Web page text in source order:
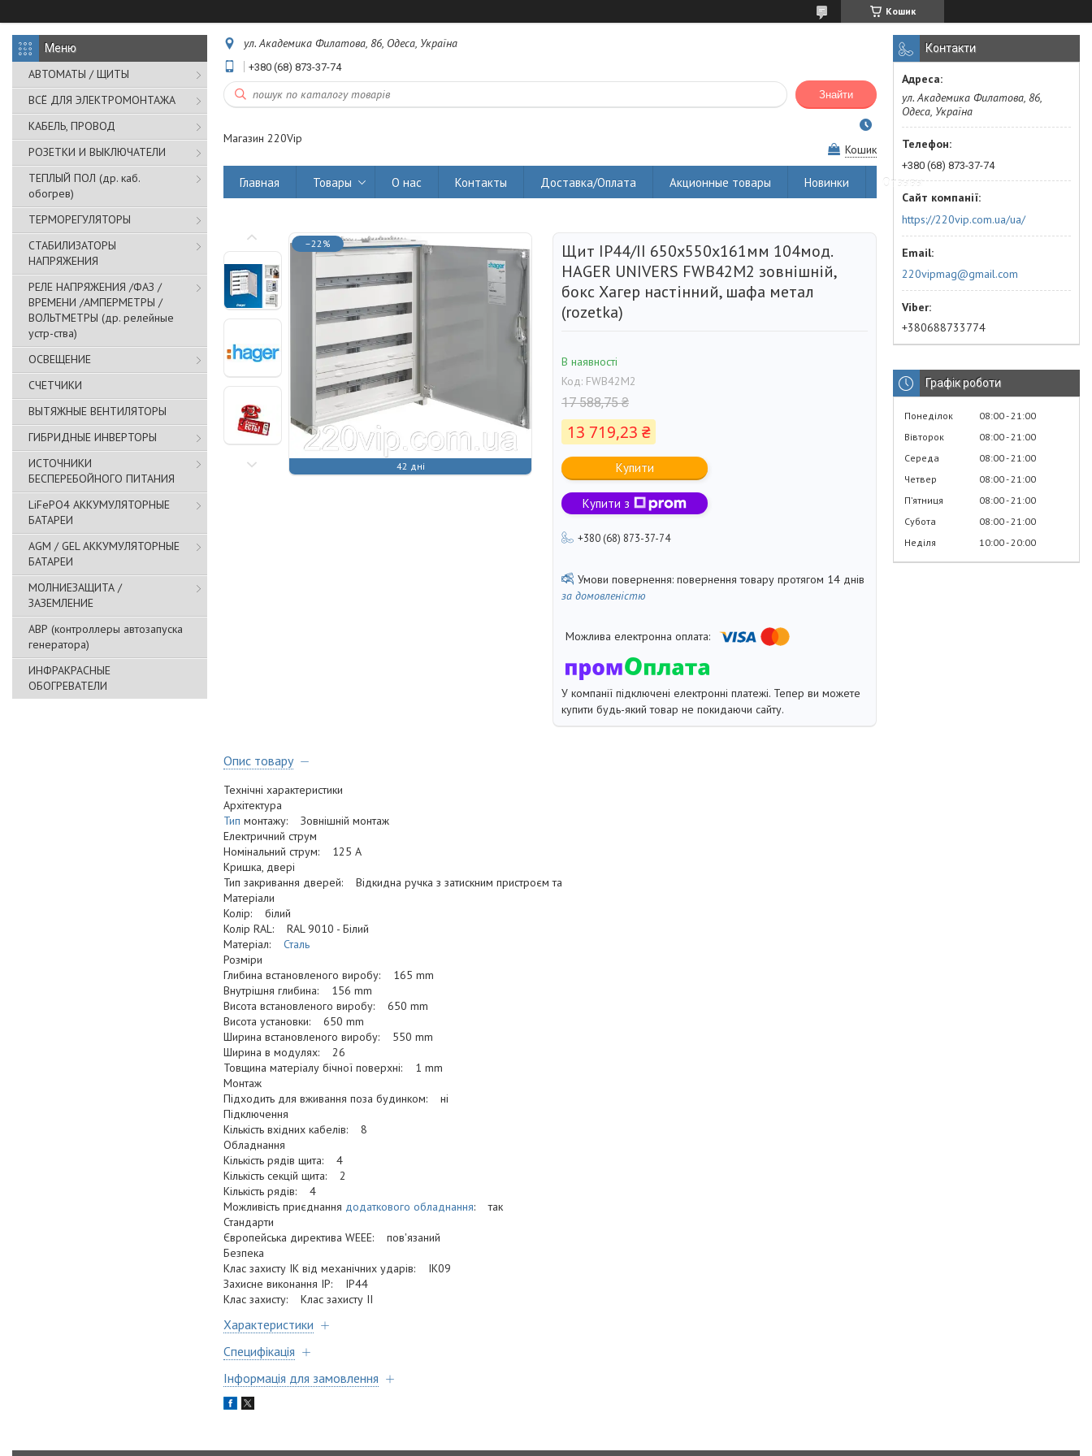
Кошик
АВТОМАТЫ / ЩИТЫ
ВСЁ ДЛЯ ЭЛЕКТРОМОНТАЖА
КАБЕЛЬ, ПРОВОД
РОЗЕТКИ И ВЫКЛЮЧАТЕЛИ
ТЕПЛЫЙ ПОЛ (др. каб.
обогрев)
ТЕРМОРЕГУЛЯТОРЫ
СТАБИЛИЗАТОРЫ
НАПРЯЖЕНИЯ
РЕЛЕ НАПРЯЖЕНИЯ /ФАЗ /
ВРЕМЕНИ /АМПЕРМЕТРЫ /
ВОЛЬТМЕТРЫ (др. релейные
устр-ства)
ОСВЕЩЕНИЕ
СЧЕТЧИКИ
ВЫТЯЖНЫЕ ВЕНТИЛЯТОРЫ
ГИБРИДНЫЕ ИНВЕРТОРЫ
ИСТОЧНИКИ
БЕСПЕРЕБОЙНОГО ПИТАНИЯ
LiFePO4 АККУМУЛЯТОРНЫЕ
БАТАРЕИ
AGM / GEL АККУМУЛЯТОРНЫЕ
БАТАРЕИ
МОЛНИЕЗАЩИТА /
ЗАЗЕМЛЕНИЕ
АВР (контроллеры автозапуска
генератора)
ИНФРАКРАСНЫЕ
ОБОГРЕВАТЕЛИ
ул. Академика Филатова, 86, Одеса, Україна
+380 (68) 873-37-74
Знайти
Магазин 220Vip
Кошик
Главная Товары О нас Контакты Доставка/Оплата Акционные товары Новинки Отзывы
–22%
42 дні
Щит IP44/II 650x550x161мм 104мод.
HAGER UNIVERS FWB42M2 зовнішній,
бокс Хагер настінний, шафа метал
(rozetka)
В наявності
Код: FWB42M2
17 588,75 ₴
13 719,23 ₴
Купити
Купити з
+380 (68) 873-37-74
повернення товару протягом 14 днів
за домовленістю
У компанії підключені електронні платежі. Тепер ви можете
купити будь-який товар не покидаючи сайту.
Опис товару
Технічні характеристики
Архітектура
Тип монтажу: Зовнішній монтаж
Електричний струм
Номінальний струм: 125 A
Кришка, двері
Тип закривання дверей: Відкидна ручка з затискним пристроєм та
Матеріали
Колір: білий
Колір RAL: RAL 9010 - Білий
Матеріал: Сталь
Розміри
Глибина встановленого виробу: 165 mm
Внутрішня глибина: 156 mm
Висота встановленого виробу: 650 mm
Висота установки: 650 mm
Ширина встановленого виробу: 550 mm
Ширина в модулях: 26
Товщина матеріалу бічної поверхні: 1 mm
Монтаж
Підходить для вживання поза будинком: ні
Підключення
Кількість вхідних кабелів: 8
Обладнання
Кількість рядів щита: 4
Кількість секцій щита: 2
Кількість рядів: 4
Можливість приєднання додаткового обладнання: так
Стандарти
Європейська директива WEEE: пов'язаний
Безпека
Клас захисту IK від механічних ударів: IK09
Захисне виконання ІР: IP44
Клас захисту: Клас захисту IІ
Характеристики
Специфікація
Інформація для замовлення
Контакти
ул. Академика Филатова, 86,
Одеса, Україна
+380 (68) 873-37-74
https://220vip.com.ua/ua/
220vipmag@gmail.com
+380688733774
Графік роботи
Понеділок 08:00 21:00
Вівторок
08:00 21:00
Середа
08:00 21:00
Четвер
08:00 21:00
Пʼятниця
08:00 21:00
Субота
08:00 21:00
Неділя
10:00 20:00